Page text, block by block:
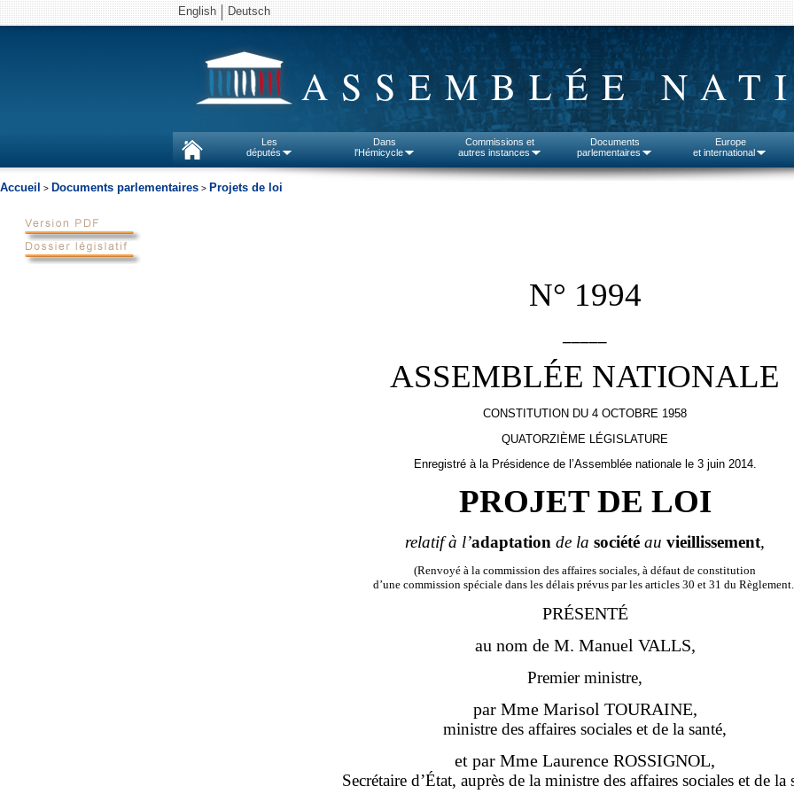
English Deutsch
ASSEMBLÉE
Les
députés
Dans
l'Hémicycle
Commissions et
autres instances
Documents
parlementaires
Europe
et international
Accueil > Documents parlementaires > Projets de loi
N° 1994
ASSEMBLÉE NATIONALE
CONSTITUTION DU 4 OCTOBRE 1958
QUATORZIÈME LÉGISLATURE
Enregistré à la Présidence de l’Assemblée nationale le 3 juin 2014.
PROJET DE LOI
relatif à l’adaptation de lasociété auvieillissement,
(Renvoyé à la commission des affaires sociales, à défaut de constitution
d’une commission spéciale dans les délais prévus par les articles 30 et 31 du
PRÉSENTÉ
au nom de M. Manuel VALLS,
Premier ministre,
par Mme Marisol TOURAINE,
ministre des affaires sociales et de la santé,
et par Mme Laurence ROSSIGNOL,
Secrétaire d’État, auprès de la ministre des affaires sociales et de la